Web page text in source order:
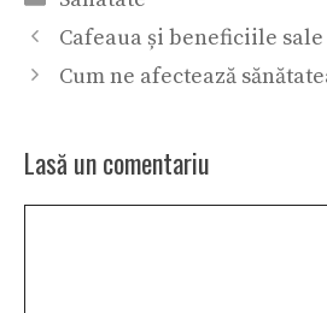
Cafeaua și beneficiile
Cum ne afectează
Lasă un comentariu